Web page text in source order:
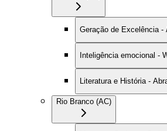
Geração de Excelência -
Inteligência emocional -
Literatura e História -
Rio Branco (AC)